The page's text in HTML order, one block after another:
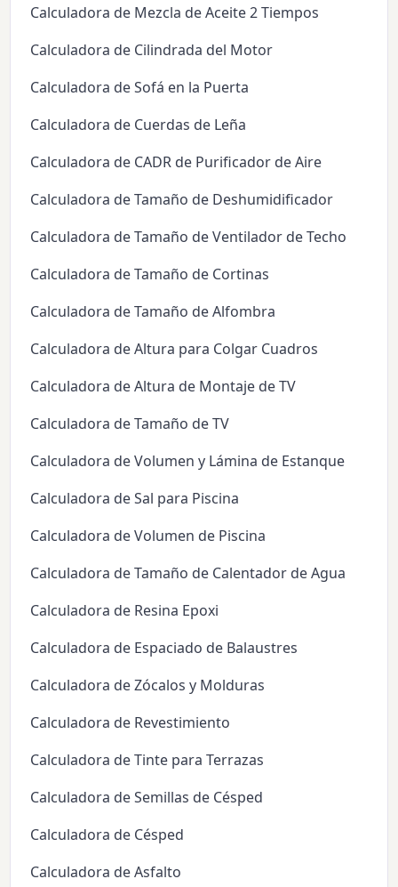
Calculadora de Mezcla de Aceite 2 Tiempos
Calculadora de Cilindrada del Motor
Calculadora de Sofá en la Puerta
Calculadora de Cuerdas de Leña
Calculadora de CADR de Purificador de Aire
Calculadora de Tamaño de Deshumidificador
Calculadora de Tamaño de Ventilador de Techo
Calculadora de Tamaño de Cortinas
Calculadora de Tamaño de Alfombra
Calculadora de Altura para Colgar Cuadros
Calculadora de Altura de Montaje de TV
Calculadora de Tamaño de TV
Calculadora de Volumen y Lámina de Estanque
Calculadora de Sal para Piscina
Calculadora de Volumen de Piscina
Calculadora de Tamaño de Calentador de Agua
Calculadora de Resina Epoxi
Calculadora de Espaciado de Balaustres
Calculadora de Zócalos y Molduras
Calculadora de Revestimiento
Calculadora de Tinte para Terrazas
Calculadora de Semillas de Césped
Calculadora de Césped
Calculadora de Asfalto